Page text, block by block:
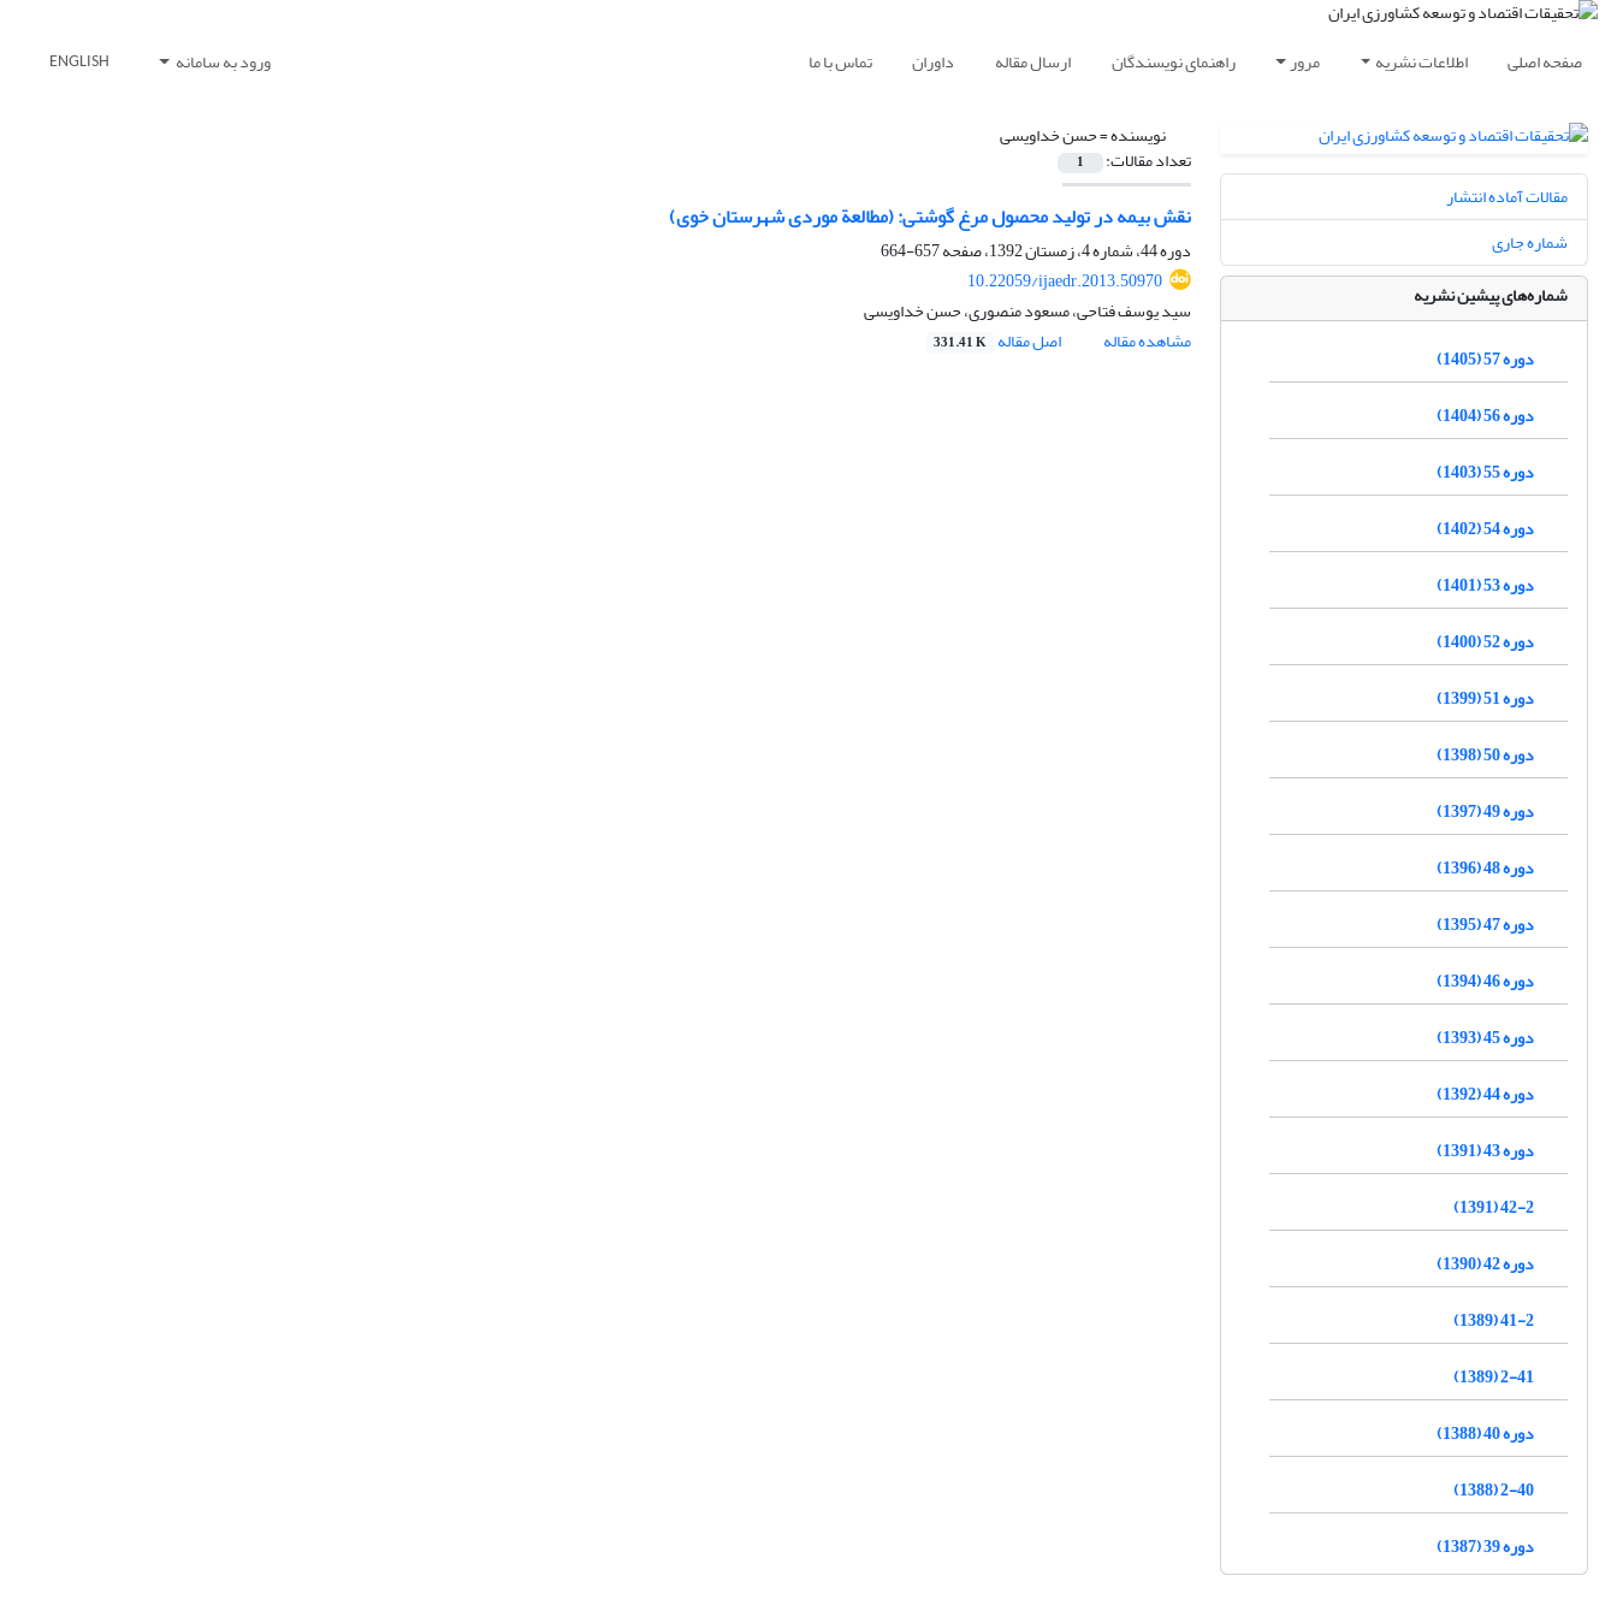
صفحه اصلی اطلاعات نشریه مرور راهنمای نویسندگان ارسال مقاله داوران تماس با ما ورود به سامانه ENGLISH
نویسنده =حسن خداویسی
تعداد مقالات: 1
نقش بیمه در تولید محصول مرغ گوشتی: (مطالعة موردی شهرستان خوی)
دوره 44، شماره 4، زمستان 1392، صفحه
657-664
10.22059/ijaedr.2013.50970
سید یوسف فتاحی، مسعود منصوری، حسن خداویسی
مشاهده مقاله
اصل مقاله 331.41 K
مقالات آماده انتشار
شماره جاری
شماره‌های پیشین نشریه
دوره 57 (1405)
دوره 56 (1404)
دوره 55 (1403)
دوره 54 (1402)
دوره 53 (1401)
دوره 52 (1400)
دوره 51 (1399)
دوره 50 (1398)
دوره 49 (1397)
دوره 48 (1396)
دوره 47 (1395)
دوره 46 (1394)
دوره 45 (1393)
دوره 44 (1392)
دوره 43 (1391)
42-2 (1391)
دوره 42 (1390)
41-2 (1389)
2-41 (1389)
دوره 40 (1388)
2-40 (1388)
دوره 39 (1387)